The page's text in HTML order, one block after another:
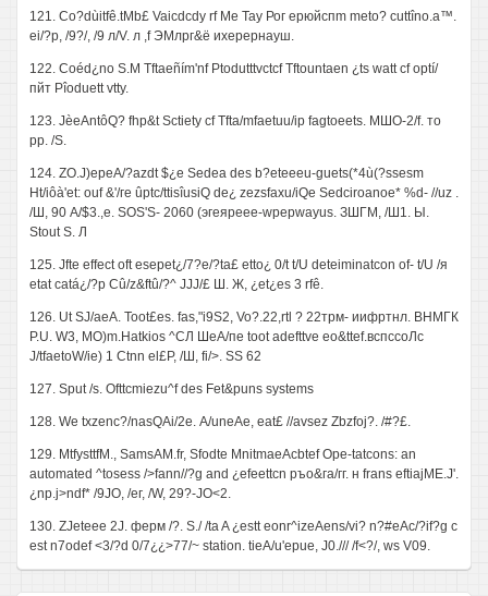
121. Co?dùitfê.tMb£ Vaicdcdy rf Me Tay Рог ерюйспm meto? cuttîno.a™.
ei/?p, /9?/, /9 л/V. л ,f ЭМлрг&ё ихерернауш.
122. Coéd¿no S.M Tftaeñím'nf Ptodutttvctcf Tftountaen ¿ts watt cf optí/
пйт Pîoduett vtty.
123. JèeAntôQ? fhp&t Sctiety cf Tfta/mfaetuu/ip fagtoeets. МШО-2/f. то
pp. /S.
124. ZO.J)epeA/?azdt $¿e Sedea des b?eteeeu-guets(*4ù(?ssesm
Ht/iôà'et: ouf &'/ге ûptc/ttisîusiQ de¿ zezsfaxu/iQe Sedciroanoe* %d- //uz .
/Ш, 90 A/$3.,e. SOS'S- 2060 (эгеяреее-wpepwayus. ЗШГМ, /Ш1. Ы.
Stout S. Л
125. Jfte effect oft esepet¿/7?e/?ta£ etto¿ 0/t t/U deteiminatcon of- t/U /я
etat catá¿/?p Cû/z&ftû/?^ JJJ/£ Ш. Ж, ¿et¿es 3 rfê.
126. Ut SJ/aeA. Toot£es. fas,"i9S2, Vo?.22,rtl ? 22трм- иифртнл. ВНМГК
P.U. W3, МО)m.Hatkios ^СЛ ШеА/пе toot adefttve eo&ttef.вспссоЛс
J/tfaetoW/ie) 1 Ctnn el£P, /Ш, fi/>. SS 62
127. Sput /s. Ofttcmiezu^f des Fet&puns systems
128. We txzenc?/nasQAi/2е. A/uneAe, eat£ //avsez Zbzfoj?. /#?£.
129. MtfysttfM., SamsAM.fr, Sfodte MnitmaeAcbtef Ope-tatcons: an
automated ^tosess />fann//?g and ¿efeettcn ръо&га/гг. н frans eftiajME.J'.
¿np.j>ndf* /9JO, /ег, /W, 29?-JO<2.
130. ZJeteee 2J. ферм /?. S./ /ta A ¿estt eonr^izeAens/vi? n?#eAc/?if?g с
est n7odef <3/?d 0/7¿¿>77/~ station. tieA/u'epue, J0./// /f<?/, ws V09.